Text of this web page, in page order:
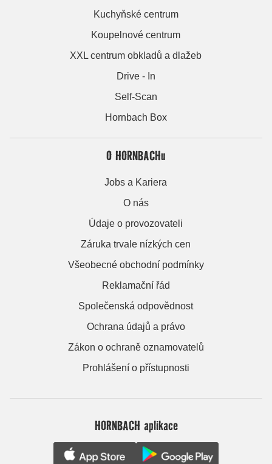
Kuchyňské centrum
Koupelnové centrum
XXL centrum obkladů a dlažeb
Drive - In
Self-Scan
Hornbach Box
O HORNBACHu
Jobs a Kariera
O nás
Údaje o provozovateli
Záruka trvale nízkých cen
Všeobecné obchodní podmínky
Reklamační řád
Společenská odpovědnost
Ochrana údajů a právo
Zákon o ochraně oznamovatelů
Prohlášení o přístupnosti
HORNBACH aplikace